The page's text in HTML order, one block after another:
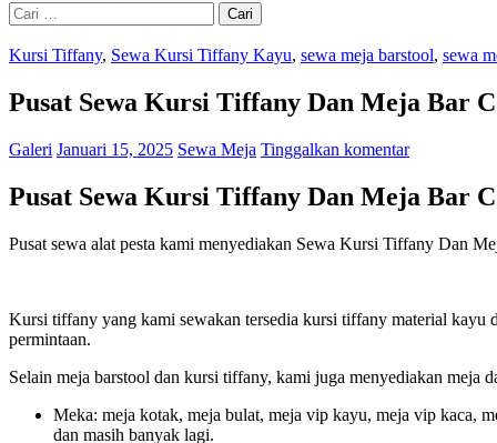
Cari
untuk:
Kursi Tiffany, Sewa Kursi Tiffany Kayu, sewa meja barstool, sewa
Pusat Sewa Kursi Tiffany Dan Meja Bar
Galeri Januari 15, 2025 Sewa Meja Tinggalkan komentar
Pusat Sewa Kursi Tiffany Dan Meja Bar
Pusat sewa alat pesta kami menyediakan Sewa Kursi Tiffany Dan
Kursi tiffany yang kami sewakan tersedia kursi tiffany material kayu
permintaan.
Selain meja barstool dan kursi tiffany, kami juga menyediakan meja
Meka: meja kotak, meja bulat, meja vip kayu, meja vip kaca,
dan masih banyak lagi.